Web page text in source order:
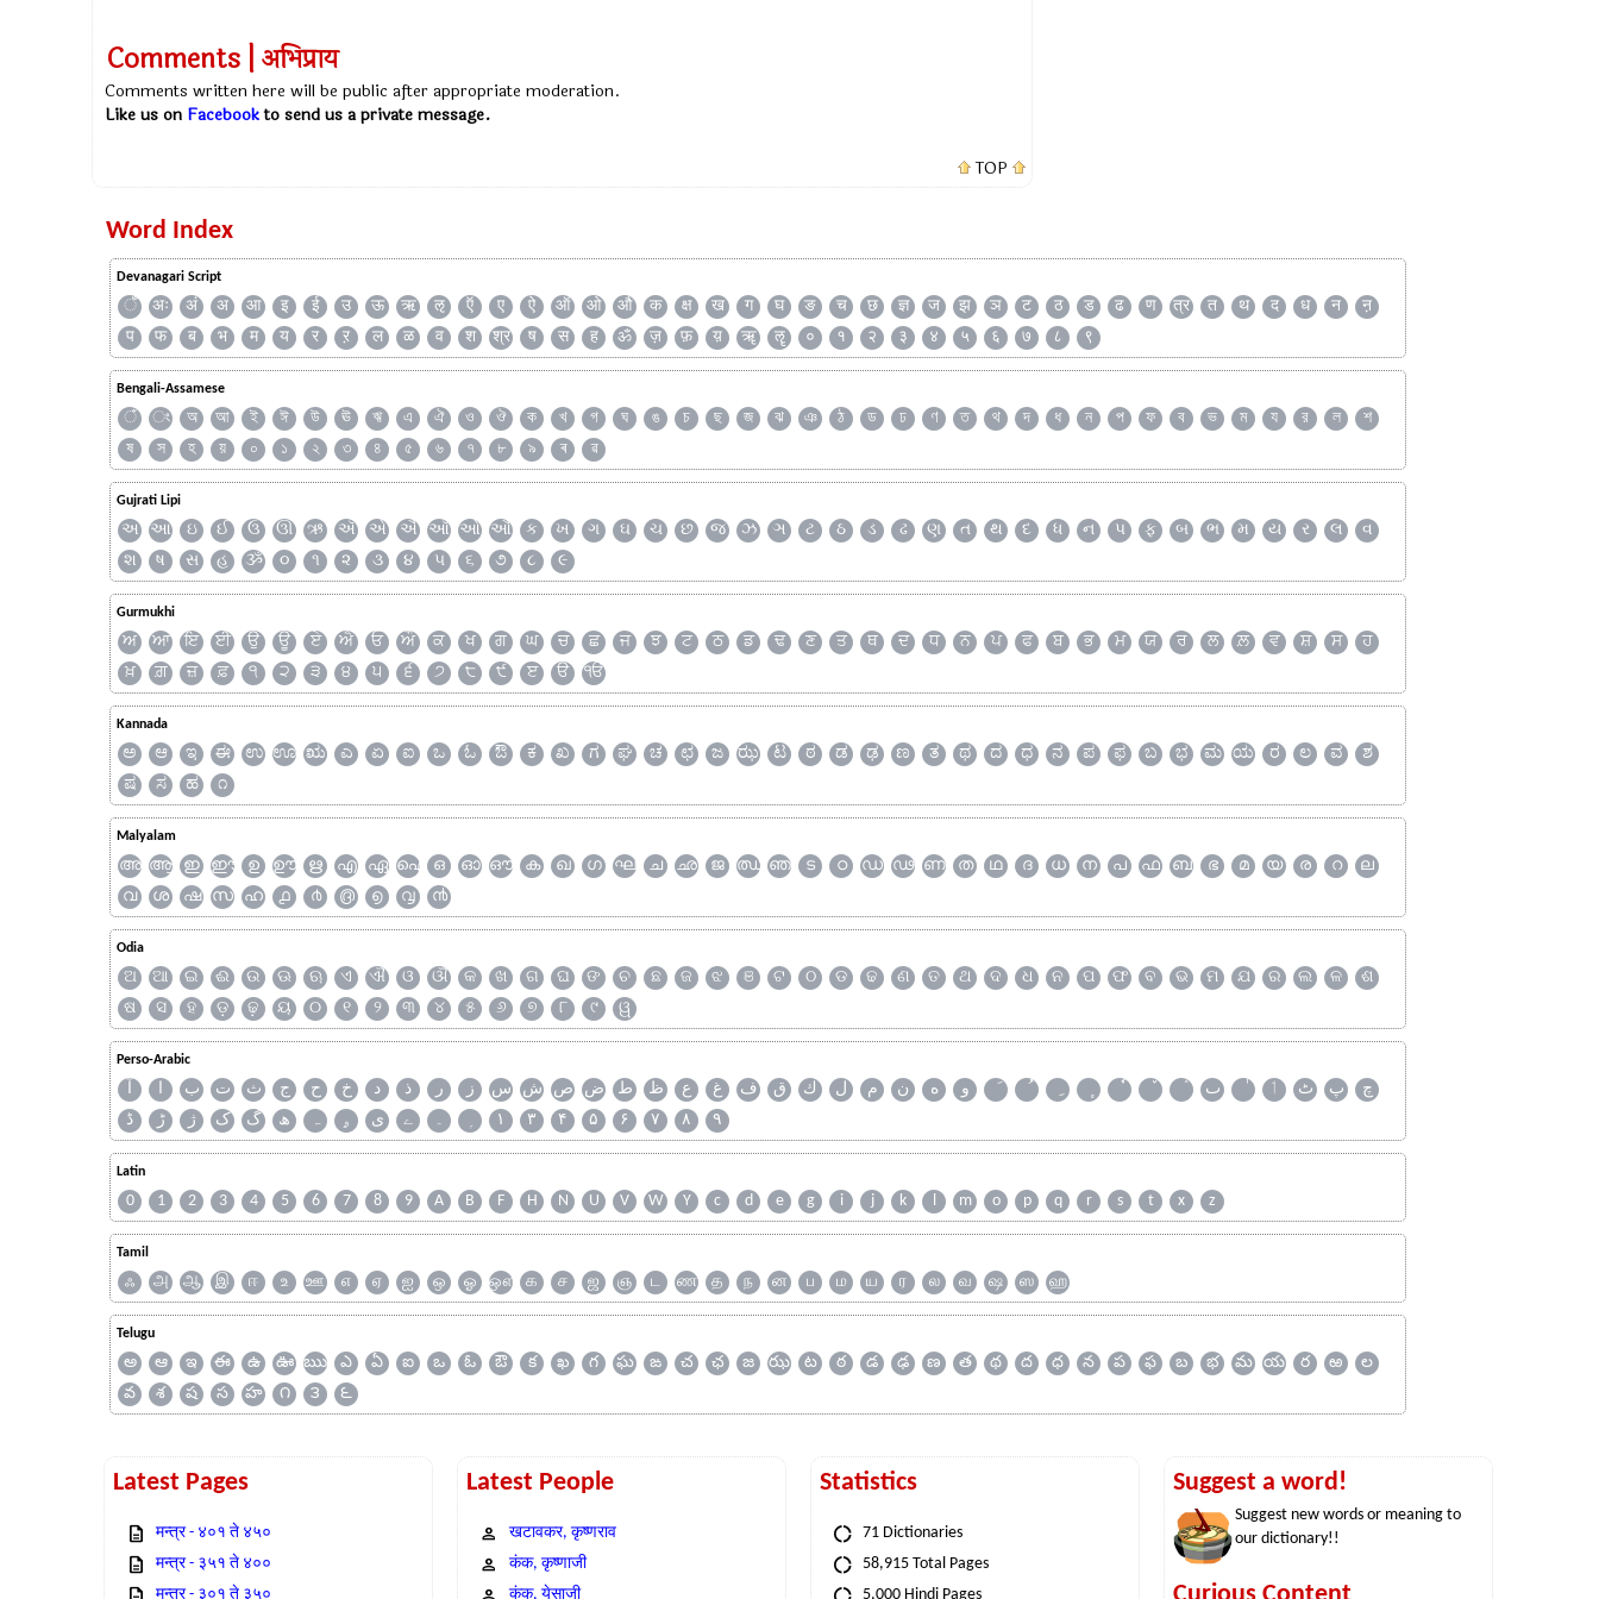
Comments | अभिप्राय
Comments written here will be public after appropriate moderation.
Like us on Facebookto send us a private message.
TOP
Word Index
Devanagari Script
ँ अः अं अ आ इ ई उ ऊ ऋ ऌ ऍ ए ऐ ऑ ओ औ क क्ष ख ग घ ङ च छ ज्ञ ज झ ञ ट ठ ड ढ ण त्र त थ द ध न
ऩ
प
फ ब भ म य र ऱ ल ळ व श श्र ष स ह ॐ ज़ फ़ य़ ॠ ॡ ० १ २ ३ ४ ५ ६ ७ ८ ९
Bengali-Assamese
ঁ ং অ আ ই ঈ উ ঊ ঋ এ ঐ ও ঔ ক খ গ ঘ ঙ চ ছ জ ঝ ঞ ঠ ড ঢ ণ ত থ দ ধ ন প ফ ব ভ ম য র ল
শ
ষ
স হ য় ০ ১ ২ ৩ ৪ ৫ ৬ ৭ ৮ ৯ ৰ ৱ
Gujrati Lipi
અ આ ઇ ઈ ઉ ઊ ઋ ઍ એ ઐ ઑ ઓ ઔ ક ખ ગ ઘ ચ છ જ ઝ ઞ ટ ઠ ડ ઢ ણ ત થ દ ધ ન પ ફ બ ભ મ ય ર લ
વ
શ
ષ સ હ ૐ ૦ ૧ ૨ ૩ ૪ ૫ ૬ ૭ ૮ ૯
Gurmukhi
ਅ ਆ ਇ ਈ ਉ ਊ ਏ ਐ ਓ ਔ ਕ ਖ ਗ ਘ ਚ ਛ ਜ ਝ ਟ ਠ ਡ ਢ ਣ ਤ ਥ ਦ ਧ ਨ ਪ ਫ ਬ ਭ ਮ ਯ ਰ ਲ ਲ਼ ਵ ਸ਼ ਸ
ਹ
ਖ਼
ਗ਼ ਜ਼ ਫ਼ ੧ ੨ ੩ ੪ ੫ ੬ ੭ ੮ ੯ ੲ ੳ ੴ
Kannada
ಅ ಆ ಇ ಈ ಉ ಊ ಋ ಎ ಏ ಐ ಒ ಓ ಔ ಕ ಖ ಗ ಘ ಚ ಛ ಜ ಝ ಟ ಠ ಡ ಢ ಣ ತ ಥ ದ ಧ ನ ಪ ಫ ಬ ಭ ಮ ಯ ರ ಲ ವ
ಶ
ಷ
ಸ ಹ ೧
Malyalam
അ ആ ഇ ഈ ഉ ഊ ഋ എ ഏ ഐ ഒ ഓ ഔ ക ഖ ഗ ഘ ച ഛ ജ ഝ ഞ ട ഠ ഡ ഢ ണ ത ഥ ദ ധ ന പ ഫ ബ ഭ മ യ ര റ
ല
വ
ശ ഷ സ ഹ ൧ ൪ ൫ ൭ ൮ ൯
Odia
ଅ ଆ ଇ ଈ ଉ ଊ ଋ ଏ ଐ ଓ ଔ କ ଖ ଗ ଘ ଙ ଚ ଛ ଜ ଝ ଞ ଟ ଠ ଡ ଢ ଣ ତ ଥ ଦ ଧ ନ ପ ଫ ବ ଭ ମ ଯ ର ଲ ଳ
ଶ
ଷ
ସ ହ ଡ଼ ଢ଼ ୟ ୦ ୧ ୨ ୩ ୪ ୫ ୬ ୭ ୮ ୯ ୱ
Perso-Arabic
آ ا ب ت ث ج ح خ د ذ ر ز س ش ص ض ط ظ ع غ ف ق ك ل م ن ه و ٮ ٲ ٹ پ
چ
ڈ
ڑ ژ ک گ ھ ہ ۄ ی ے ۔ ۱ ۳ ۴ ۵ ۶ ۷ ۸ ۹
Latin
0 1 2 3 4 5 6 7 8 9 A B F H N U V W Y c d e g i j k l m o p q r s t x z
Tamil
ஃ அ ஆ இ ஈ உ ஊ எ ஏ ஐ ஒ ஓ ஔ க ச ஜ ஞ ட ண த ந ன ப ம ய ர ல வ ஷ ஸ ஹ
Telugu
అ ఆ ఇ ఈ ఉ ఊ ఋ ఎ ఏ ఐ ఒ ఓ ఔ క ఖ గ ఘ ఙ చ ఛ జ ఝ ట ఠ డ ఢ ణ త థ ద ధ న ప ఫ బ భ మ య ర ఱ
ల
వ
శ ష స హ ౧ ౩ ౬
Latest Pages
मन्त्र - ४०१ ते ४५०
मन्त्र - ३५१ ते ४००
मन्त्र - ३०१ ते ३५०
Latest People
खटावकर, कृष्णराव
कंक, कृष्णाजी
कंक, येसाजी
Statistics
71 Dictionaries
58,915 Total Pages
5,000 Hindi Pages
Suggest a word!
Suggest new words or meaning to
our dictionary!!